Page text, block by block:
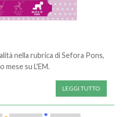
nella rubrica di Sefora Pons,
mese su L'EM.
LEGGI TUTTO